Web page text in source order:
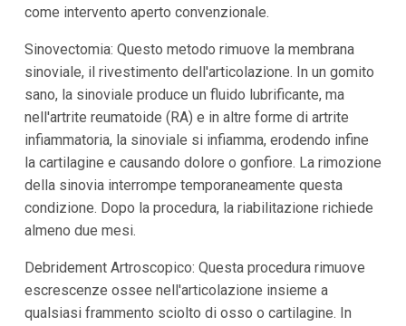
come intervento aperto convenzionale.
Sinovectomia: Questo metodo rimuove la membrana
sinoviale, il rivestimento dell'articolazione. In un gomito
sano, la sinoviale produce un fluido lubrificante, ma
nell'artrite reumatoide (RA) e in altre forme di artrite
infiammatoria, la sinoviale si infiamma, erodendo infine
la cartilagine e causando dolore o gonfiore. La rimozione
della sinovia interrompe temporaneamente questa
condizione. Dopo la procedura, la riabilitazione richiede
almeno due mesi.
Debridement Artroscopico: Questa procedura rimuove
escrescenze ossee nell'articolazione insieme a
qualsiasi frammento sciolto di osso o cartilagine. In